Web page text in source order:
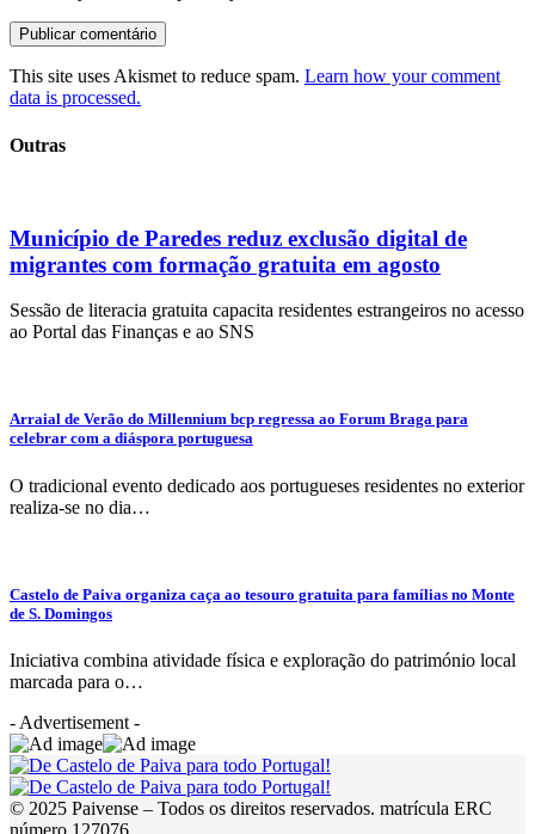
This site uses Akismet to reduce spam. Learn how your comment
data is processed.
Outras
Município de Paredes reduz exclusão digital de
migrantes com formação gratuita em agosto
Sessão de literacia gratuita capacita residentes estrangeiros no acesso
ao Portal das Finanças e ao SNS
Arraial de Verão do Millennium bcp regressa ao Forum Braga para
celebrar com a diáspora portuguesa
O tradicional evento dedicado aos portugueses residentes no exterior
realiza-se no dia…
Castelo de Paiva organiza caça ao tesouro gratuita para famílias no Monte
de S. Domingos
Iniciativa combina atividade física e exploração do património local
marcada para o…
- Advertisement -
© 2025 Paivense – Todos os direitos reservados. matrícula ERC
número 127076